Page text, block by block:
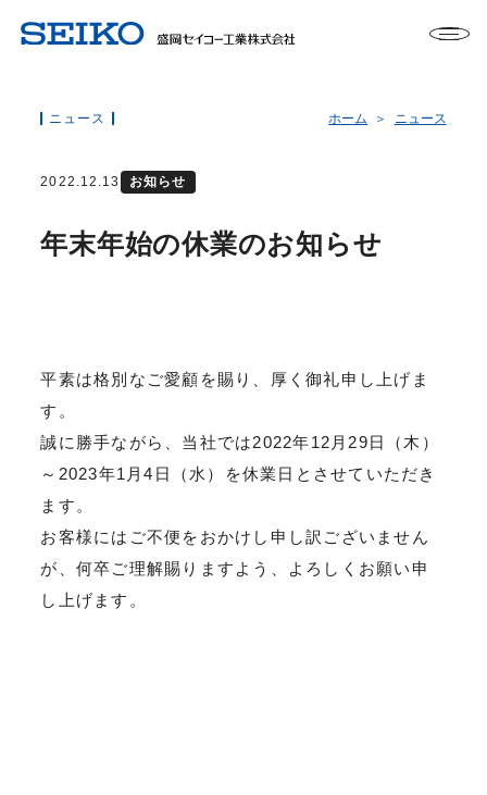
ニュース ホーム ニュース
2022.12.13 お知らせ
年末年始の休業のお知らせ
平素は格別なご愛顧を賜り、厚く御礼申し上げま
す。
誠に勝手ながら、当社では2022年12月29日（木）
～2023年1月4日（水）を休業日とさせていただき
ます。
お客様にはご不便をおかけし申し訳ございません
が、何卒ご理解賜りますよう、よろしくお願い申
し上げます。